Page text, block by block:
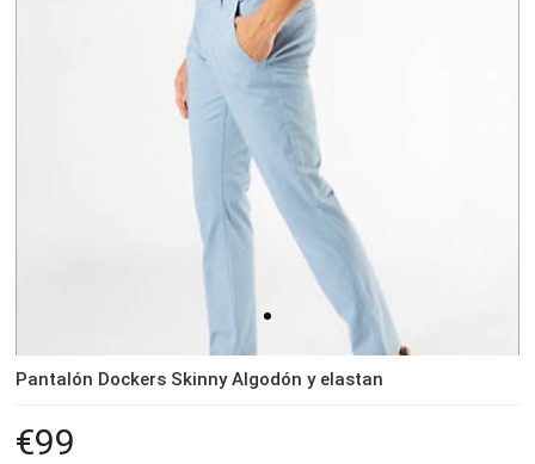
Pantalón Dockers Skinny Algodón y elastan
99